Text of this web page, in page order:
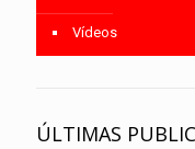
Vídeos
ÚLTIMAS